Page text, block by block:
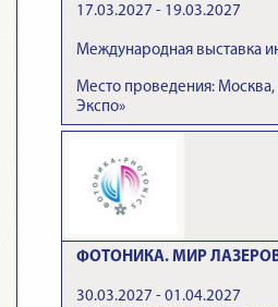
17.03.2027 - 19.03.2027
Международная выставка
Место проведения:
Экспо»
ФОТОНИКА. МИР ЛАЗЕРОВ
30.03.2027 - 01.04.2027